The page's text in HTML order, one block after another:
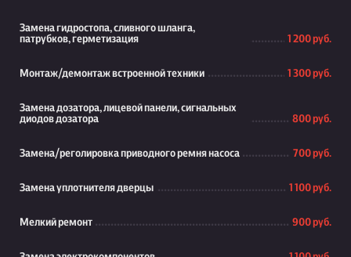
Замена гидростопа, сливного шланга,
патрубков, герметизация
1 200 руб.
Монтаж/демонтаж встроенной техники 1 300 руб.
Замена дозатора, лицевой панели, сигнальных
диодов дозатора
800 руб.
Замена/реголировка приводного ремня насоса 700 руб.
Замена уплотнителя дверцы 1 100 руб.
Мелкий ремонт 900 руб.